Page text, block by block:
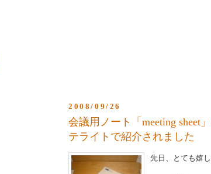
2008/09/26
会議用ノート「meeting sheet
テライトで紹介されました
先日、とても嬉